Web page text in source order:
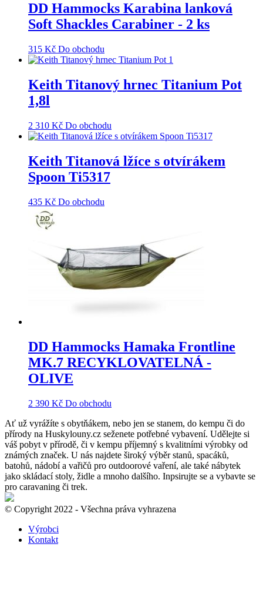
DD Hammocks Karabina lanková
Soft Shackles Carabiner - 2 ks
315 Kč Do obchodu
Keith Titanový hrnec Titanium Pot
1,8l
2 310 Kč Do obchodu
Keith Titanová lžíce s otvírákem
Spoon Ti5317
435 Kč Do obchodu
DD Hammocks Hamaka Frontline
MK.7 RECYKLOVATELNÁ -
OLIVE
2 390 Kč Do obchodu
Ať už vyrážíte s obytňákem, nebo jen se stanem, do kempu či do
přírody na Huskylouny.cz seženete potřebné vybavení. Udělejte si
váš pobyt v přírodě, či v kempu příjemný s kvalitními výrobky od
známých značek. U nás najdete široký výběr stanů, spacáků,
batohů, nádobí a vařičů pro outdoorové vaření, ale také nábytek
jako skládací stoly, židle a mnoho dalšího. Inpsirujte se a vybavte se
pro caravaning či trek.
© Copyright 2022 - Všechna práva vyhrazena
Výrobci
Kontakt